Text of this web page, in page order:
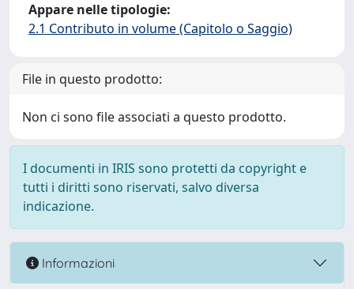
Appare nelle tipologie:
2.1 Contributo in volume (Capitolo o Saggio)
File in questo prodotto:
Non ci sono file associati a questo prodotto.
I documenti in IRIS sono protetti da copyright e
tutti i diritti sono riservati, salvo diversa
indicazione.
Informazioni